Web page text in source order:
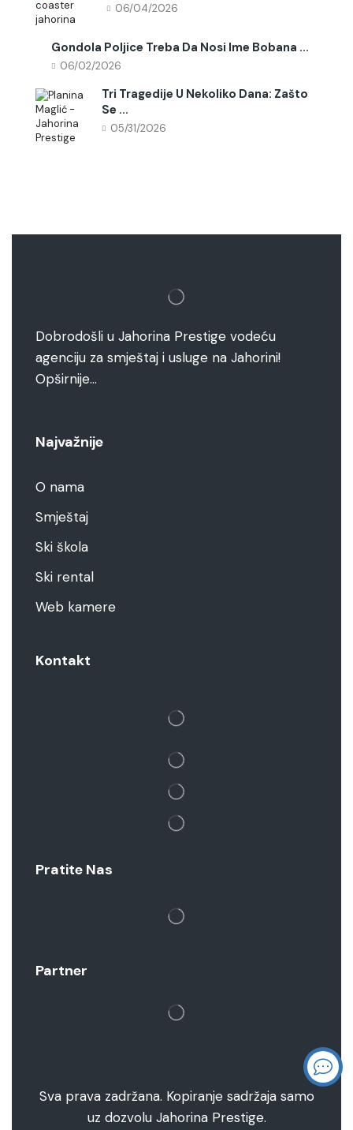
06/04/2026
Gondola Poljice Treba Da Nosi Ime Bobana ...
06/02/2026
Tri Tragedije U Nekoliko Dana: Zašto
Se ...
05/31/2026
Dobrodošli u Jahorina Prestige vodeću
agenciju za smještaj i usluge na Jahorini!
Opširnije…
Najvažnije
O nama
Smještaj
Ski škola
Ski rental
Web kamere
Kontakt
Pratite Nas
Partner
Sva prava zadržana. Kopiranje sadržaja samo
uz dozvolu Jahorina Prestige.